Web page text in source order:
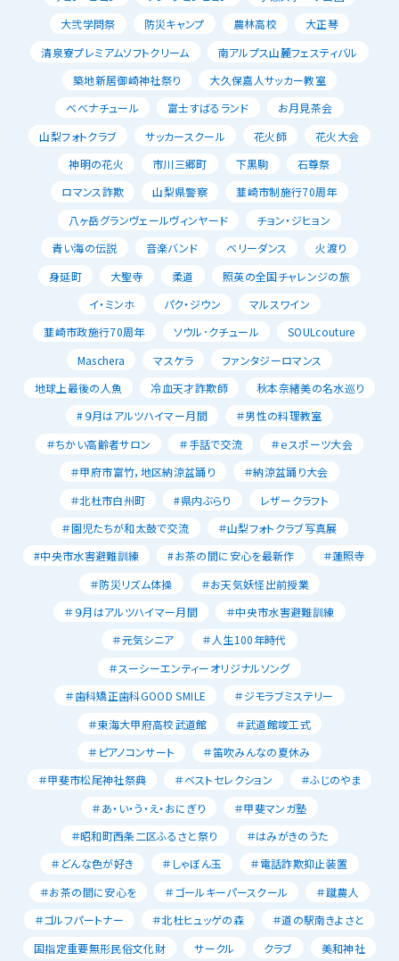
大弐学問祭
防災キャンプ 農林高校
大正琴
清泉寮プレミアムソフトクリーム
南アルプス山麓フェスティバル
築地新居御崎神社祭り
大久保嘉人サッカー教室
べべナチュール
富士すばるランド
お月見茶会
山梨フォトクラブ
サッカースクール 花火師
花火大会
神明の花火
市川三郷町 下黒駒
石尊祭
ロマンス詐欺
山梨県警察
韮崎市制施行70周年
八ヶ岳グランヴェールヴィンヤード
チョン・ジヒョン
青い海の伝説
音楽バンド ベリーダンス
火渡り
身延町
大聖寺 柔道
照英の全国チャレンジの旅
イ・ミンホ
パク・ジウン
マルスワイン
韮崎市政施行70周年
ソウル･クチュール
SOULcouture
Maschera
マスケラ
ファンタジーロマンス
地球上最後の人魚
冷血天才詐欺師
秋本奈緒美の名水巡り
#９月はアルツハイマー月間
＃男性の料理教室
＃ちかい高齢者サロン
＃手話で交流
＃ｅスポーツ大会
＃甲府市富竹，地区納涼盆踊り
＃納涼盆踊り大会
＃北杜市白州町
#県内ぶらり
レザークラフト
＃園児たちが和太鼓で交流
＃山梨フォトクラブ写真展
#中央市水害避難訓練
#お茶の間に安心を最新作
＃蓮照寺
＃防災リズム体操
＃お天気妖怪出前授業
＃９月はアルツハイマー月間
＃中央市水害避難訓練
＃元気シニア
＃人生100年時代
＃スーシーエンティーオリジナルソング
＃歯科矯正歯科GOOD SMILE
＃ジモラブミステリー
＃東海大甲府高校武道館
＃武道館竣工式
＃ピアノコンサート
＃笛吹みんなの夏休み
＃甲斐市松尾神社祭典
＃ベストセレクション
＃ふじのやま
＃あ・い・う・え・おにぎり
＃甲斐マンガ塾
＃昭和町西条二区ふるさと祭り
＃はみがきのうた
＃どんな色が好き
＃しゃぼん玉
＃電話詐欺抑止装置
＃お茶の間に安心を
＃ゴールキーパースクール
＃蹴農人
＃ゴルフパートナー
＃北杜ヒュッゲの森
＃道の駅南きよさと
国指定重要無形民俗文化財
サークル クラブ
美和神社